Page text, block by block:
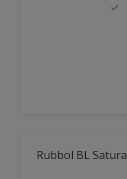
Rubbol BL Satura